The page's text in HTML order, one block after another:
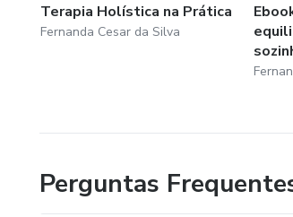
Terapia Holística na Prática
Fernanda Cesar da Silva
Perguntas